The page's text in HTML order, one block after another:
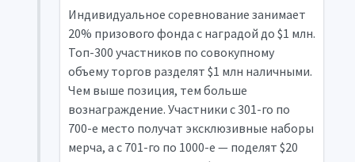
Индивидуальное соревнование занимает
20% призового фонда с наградой до $1 млн.
Топ-300 участников по совокупному
объему торгов разделят $1 млн наличными.
Чем выше позиция, тем больше
вознаграждение. Участники с 301-го по
700-е место получат эксклюзивные наборы
мерча, а с 701-го по 1000-е — поделят $20